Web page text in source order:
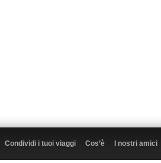
Condividi i tuoi viaggi Cos’è I nostri amici